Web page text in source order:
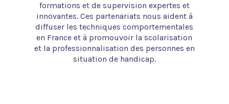
formations et de supervision expertes et
innovantes. Ces partenariats nous aident à
diffuser les techniques comportementales
en France et à promouvoir la scolarisation
et la professionnalisation des personnes en
situation de handicap.